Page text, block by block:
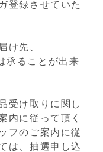
登録させていた
け先、
承ることが出来
受け取りに関し
内に従って頂く
フのご案内に従
は、抽選申し込